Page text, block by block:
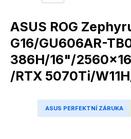
ASUS ROG
G16/GU606AR-
386H/16"/
/RTX 5070Ti/
ASUS PERFEKTNÍ ZÁRUKA